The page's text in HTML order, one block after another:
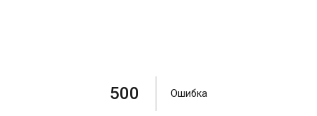
500 Ошибка